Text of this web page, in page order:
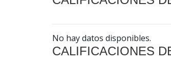
No hay datos disponibles.
CALIFICACIONES